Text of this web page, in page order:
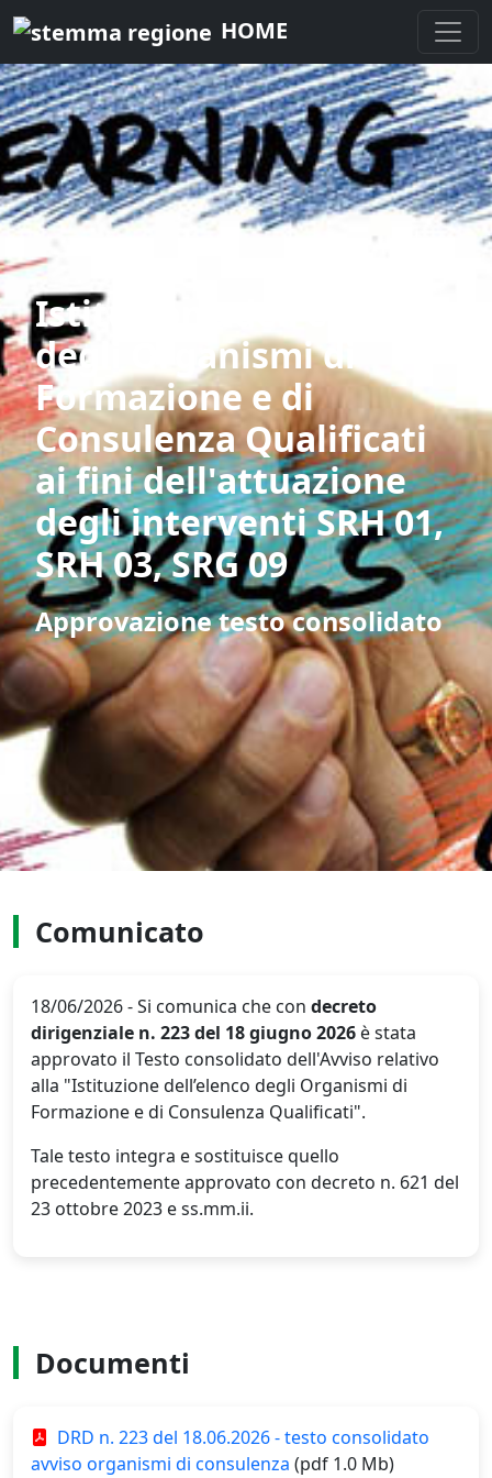
HOME
Istituzione dell'elenco
degli Organismi di
Formazione e di
Consulenza Qualificati
ai fini dell'attuazione
degli interventi SRH 01,
SRH 03, SRG 09
Approvazione testo consolidato
Comunicato
18/06/2026 - Si comunica che con decreto
dirigenziale n. 223 del 18 giugno 2026 è stata
approvato il Testo consolidato dell'Avviso relativo
alla "Istituzione dell’elenco degli Organismi di
Formazione e di Consulenza Qualificati".
Tale testo integra e sostituisce quello
precedentemente approvato con decreto n. 621 del
23 ottobre 2023 e ss.mm.ii.
Documenti
DRD n. 223 del 18.06.2026 - testo consolidato
avviso organismi di consulenza (pdf 1.0 Mb)